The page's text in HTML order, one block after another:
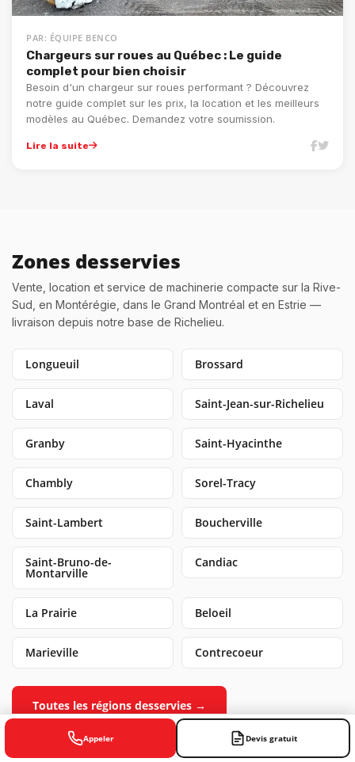
PAR: ÉQUIPE BENCO
Chargeurs sur roues au Québec : Le guide
complet pour bien choisir
Besoin d'un chargeur sur roues performant ? Découvrez
notre guide complet sur les prix, la location et les meilleurs
modèles au Québec. Demandez votre soumission.
Lire la suite
Zones desservies
Vente, location et service de machinerie compacte sur la Rive-
Sud, en Montérégie, dans le Grand Montréal et en Estrie —
livraison depuis notre base de Richelieu.
Longueuil Brossard
Laval Saint-Jean-sur-Richelieu
Granby Saint-Hyacinthe
Chambly Sorel-Tracy
Saint-Lambert Boucherville
Saint-Bruno-de-
Montarville
Candiac
La Prairie Beloeil
Marieville Contrecoeur
Toutes les régions desservies →
Appeler Devis gratuit